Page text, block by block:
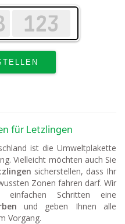
für Letzlingen
ist die Umweltplakette
Vielleicht möchten auch Sie
sicherstellen, dass Ihr
Zonen fahren darf. Wir
Schritten eine
und geben Ihnen alle
Vorgang.